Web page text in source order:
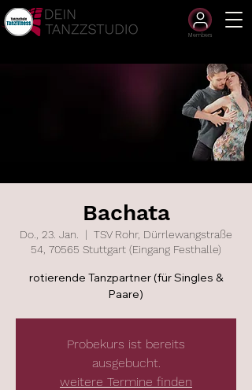
Members
Bachata
Do., 23. Jan.
  |
TSV Rohr, Dürrlewangstraße
54, 70565 Stuttgart (Eingang Festhalle)
rotierende Tanzpartner (für Singles &
Paare)
Probekurs ist bereits
ausgebucht.
weitere Termine finden